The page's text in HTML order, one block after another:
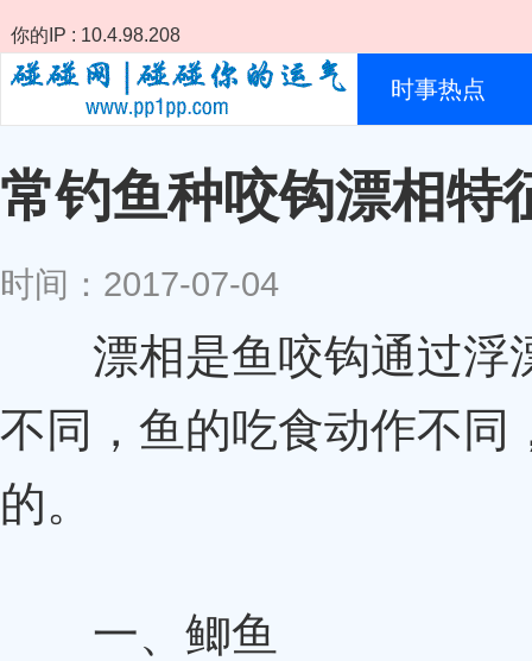
你的IP : 10.4.98.208
时事热点
常钓鱼种咬钩漂相特
时间：2017-07-04
漂相是鱼咬钩通过浮
不同，鱼的吃食动作不同
的。
一、鲫鱼